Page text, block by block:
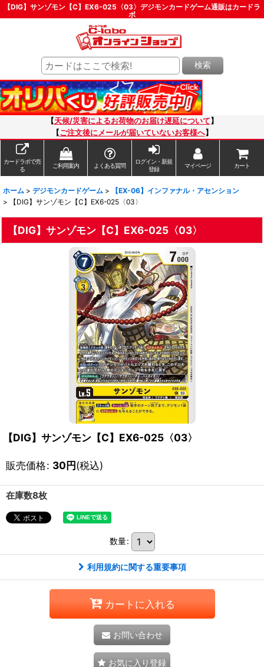
【DIG】サンゾモン【C】EX6-025〈03〉デジモンカードゲーム通販はカードラ
ボ
検索
【天候/災害によるお荷物のお届け遅延について 】
【ご注文後にメールが届いていないお客様へ】
カードラボで売
る
ご利用案内 よくある質問
ログイン・新規
登録
マイページ カート
ホーム > デジモンカードゲーム >
【EX-06】インファナル・アセンション
>
【DIG】サンゾモン【C】EX6-025〈03〉
【DIG】サンゾモン【C】EX6-025〈03〉
【DIG】サンゾモン【C】EX6-025〈03〉
販売価格: 30円(税込)
在庫数8枚
数量:
利用規約に関する重要事項
カートに入れる
お問い合わせ
お気に入り登録